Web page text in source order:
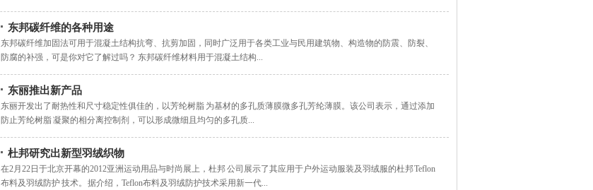
东邦碳纤维的各种用途
东邦碳纤维加固法可用于混凝土结构抗弯、抗剪加固，同时广泛用于各类工业与民用建筑物、构造物的防震、防裂、
防腐的补强，可是你对它了解过吗？ 东邦碳纤维材料用于混凝土结构...
东丽推出新产品
东丽开发出了耐热性和尺寸稳定性俱佳的，以芳纶树脂 为基材的多孔质薄膜微多孔芳纶薄膜。该公司表示，通过添加
防止芳纶树脂 凝聚的相分离控制剂，可以形成微细且均匀的多孔质...
杜邦研究出新型羽绒织物
在2月22日于北京开幕的2012亚洲运动用品与时尚展上，杜邦 公司展示了其应用于户外运动服装及羽绒服的杜邦 Teflon
布料及羽绒防护 技术。 据介绍，Teflon布料及羽绒防护技术采用新一代...